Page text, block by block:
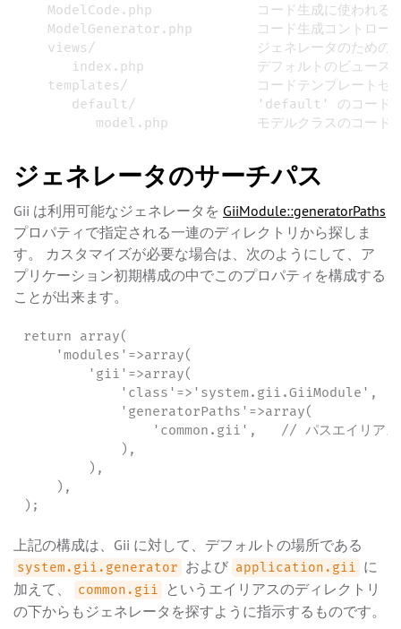
ModelCode.php             コード生成に使われる
ModelGenerator.php        コード生成コントロー
views/                    ジェネレータのためのビ
index.php              デフォルトのビュース
templates/                コードテンプレートセ
default/               'default' のコードテ
ジェネレータのサーチパス
Gii は利用可能なジェネレータを GiiModule::generatorPaths
プロパティで指定される一連のディレクトリから探しま
す。 カスタマイズが必要な場合は、次のようにして、ア
プリケーション初期構成の中でこのプロパティを構成する
ことが出来ます。
return array(
    'modules'=>array(
        'gii'=>array(
            'class'=>'system.gii.GiiModule',
            'generatorPaths'=>array(
                'common.gii',   // パスエイリアス
            ),
        ),
    ),
);
上記の構成は、Gii に対して、デフォルトの場所である
system.gii.generator および application.gii に
加えて、
common.gii
というエイリアスのディレクトリ
の下からもジェネレータを探すように指示するものです。